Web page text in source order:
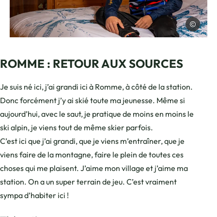
Photo, © Charles Savouret
Charles
ROMME : RETOUR AUX SOURCES
Je suis né ici, j’ai grandi ici à Romme, à côté de la station.
Donc forcément j’y ai skié toute ma jeunesse. Même si
aujourd’hui, avec le saut, je pratique de moins en moins le
ski alpin, je viens tout de même skier parfois.
C’est ici que j’ai grandi, que je viens m’entraîner, que je
viens faire de la montagne, faire le plein de toutes ces
choses qui me plaisent. J’aime mon village et j’aime ma
station. On a un super terrain de jeu. C’est vraiment
sympa d’habiter ici !